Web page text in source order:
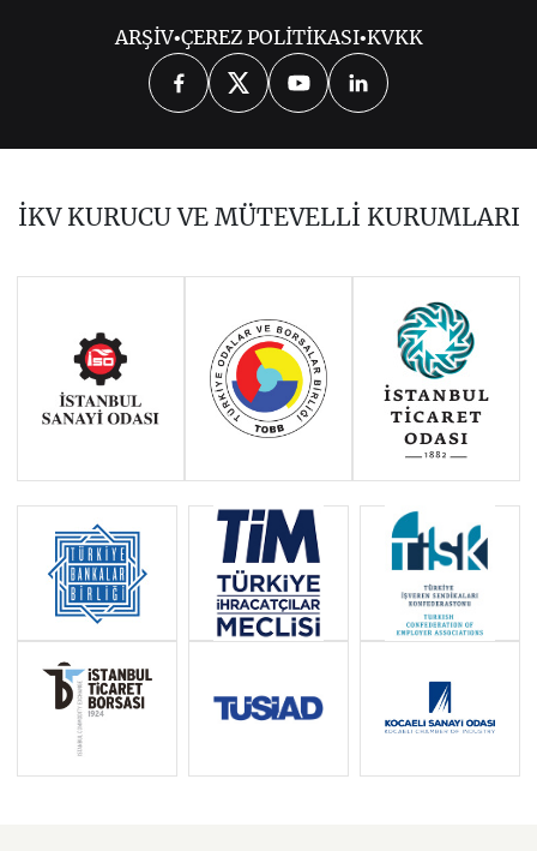
2026 2025 2024
2023 2022 2021
ARŞİV•ÇEREZ POLİTİKASI•KVKK
İKV KURUCU VE MÜTEVELLİ KURUMLARI